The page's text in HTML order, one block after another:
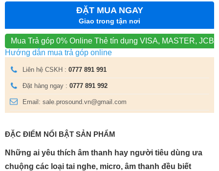
ĐẶT MUA NGAY
Giao trong tận nơi
Mua Trả góp 0% Online Thẻ tín dụng VISA, MASTER, JCB
Hướng dẫn mua trả góp online
Liên hệ CSKH : 0777 891 991
Đặt hàng ngay : 0777 891 992
Email: sale.prosound.vn@gmail.com
ĐẶC ĐIỂM NỔI BẬT SẢN PHẨM
Những ai yêu thích âm thanh hay người tiêu dùng ưa
chuộng các loại tai nghe, micro, âm thanh đều biết